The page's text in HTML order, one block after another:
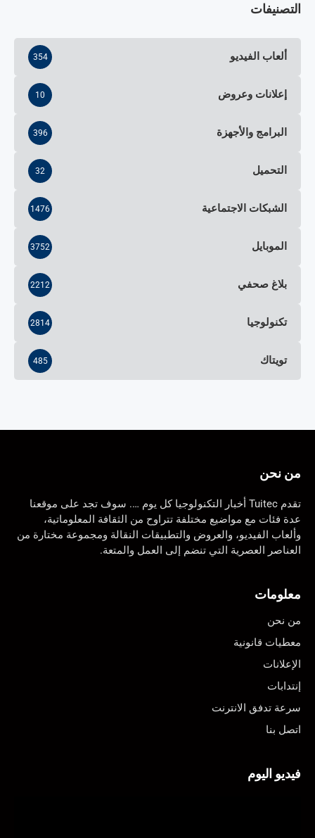
التصنيفات
ألعاب الفيديو 354
إعلانات وعروض 10
البرامج والأجهزة 396
التحميل 32
الشبكات الاجتماعية 1476
الموبايل 3752
بلاغ صحفي 2212
تكنولوجيا 2814
تويتاك 485
من نحن
تقدم Tuitec أخبار التكنولوجيا كل يوم …. سوف تجد على موقعنا
عدة فئات مع مواضيع مختلفة تتراوح من الثقافة المعلوماتية،
وألعاب الفيديو، والعروض والتطبيقات النقالة ومجموعة مختارة من
العناصر العصرية التي تنضم إلى العمل والمتعة.
معلومات
من نحن
معطيات قانونية
الإعلانات
إنتدابات
سرعة تدفق الانترنت
اتصل بنا
فيديو اليوم